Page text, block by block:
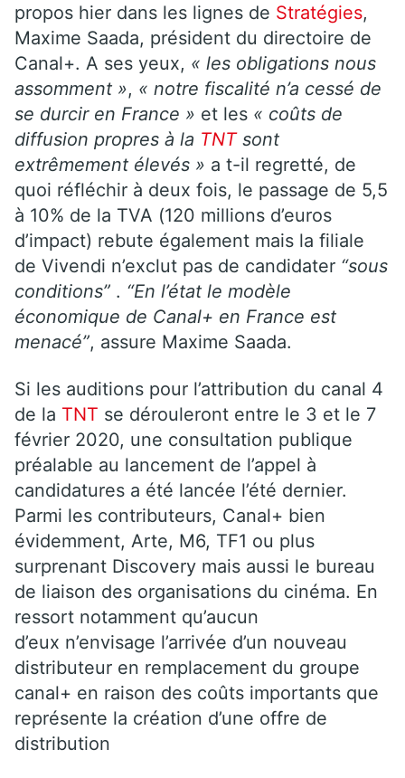
propos hier dans les lignes de Stratégies,
Maxime Saada, président du directoire de
Canal+. A ses yeux, « les obligations nous
assomment », « notre fiscalité n’a cessé de
se durcir en France » et les « coûts de
diffusion propres à la TNT sont
extrêmement élevés » a t-il regretté, de
quoi réfléchir à deux fois, le passage de 5,5
à 10% de la TVA (120 millions d’euros
d’impact) rebute également mais la filiale
de Vivendi n’exclut pas de candidater “sous
conditions” . “En l’état le modèle
économique de Canal+ en France est
menacé”, assure Maxime Saada.
Si les auditions pour l’attribution du canal 4
de la TNT se dérouleront entre le 3 et le 7
février 2020, une consultation publique
préalable au lancement de l’appel à
candidatures a été lancée l’été dernier.
Parmi les contributeurs, Canal+ bien
évidemment, Arte, M6, TF1 ou plus
surprenant Discovery mais aussi le bureau
de liaison des organisations du cinéma. En
ressort notamment qu’aucun
d’eux n’envisage l’arrivée d’un nouveau
distributeur en remplacement du groupe
canal+ en raison des coûts importants que
représente la création d’une offre de
distribution